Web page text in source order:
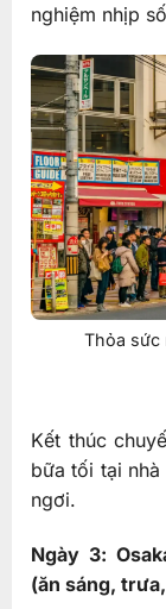
nghiệm nhịp
Thỏa sức
Kết thúc
bữa tối tại
ngơi.
Ngày 3:
(ăn sáng,